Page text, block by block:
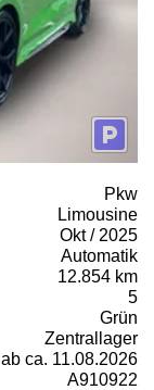
Pkw
Limousine
Okt / 2025
Automatik
12.854 km
5
Grün
Zentrallager
ab ca. 11.08.2026
A910922